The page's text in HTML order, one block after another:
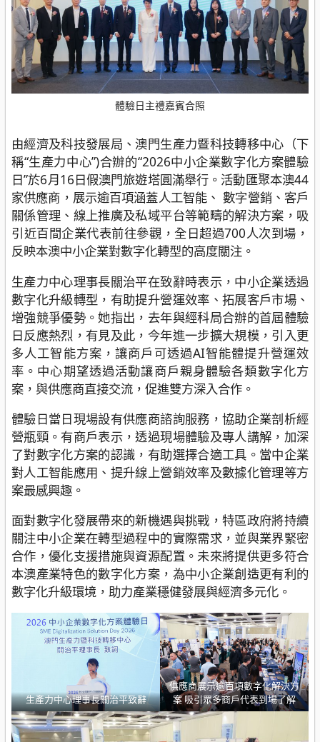
體驗日主禮嘉賓合照
由經濟及科技發展局、澳門生產力暨科技轉移中心（下
稱“生產力中心”)合辦的“2026中小企業數字化方案體驗
日”於6月16日假澳門旅遊塔圓滿舉行。活動匯聚本澳44
家供應商，展示逾百項涵蓋人工智能、 數字營銷、客戶
關係管理、線上推廣及私域平台等範疇的解決方案，吸
引近百間企業代表前往參觀，全日超過700人次到場，
反映本澳中小企業對數字化轉型的高度關注。
生產力中心理事長關治平在致辭時表示，中小企業透過
數字化升級轉型，有助提升營運效率、拓展客戶市場、
增強競爭優勢。她指出，去年與經科局合辦的首屆體驗
日反應熱烈，有見及此，今年進一步擴大規模，引入更
多人工智能方案，讓商戶可透過AI智能體提升營運效
率。中心期望透過活動讓商戶親身體驗各類數字化方
案，與供應商直接交流，促進雙方深入合作。
體驗日當日現場設有供應商諮詢服務，協助企業剖析經
營瓶頸。有商戶表示，透過現場體驗及專人講解，加深
了對數字化方案的認識，有助選擇合適工具。當中企業
對人工智能應用、提升線上營銷效率及數據化管理等方
案最感興趣。
面對數字化發展帶來的新機遇與挑戰，特區政府將持續
關注中小企業在轉型過程中的實際需求，並與業界緊密
合作，優化支援措施與資源配置。未來將提供更多符合
本澳產業特色的數字化方案，為中小企業創造更有利的
數字化升級環境，助力產業穩健發展與經濟多元化。
生產力中心理事長關治平致辭
供應商展示逾百項數字化解決方
案 吸引眾多商戶代表到場了解